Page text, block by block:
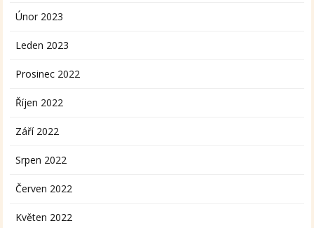
Únor 2023
Leden 2023
Prosinec 2022
Říjen 2022
Září 2022
Srpen 2022
Červen 2022
Květen 2022